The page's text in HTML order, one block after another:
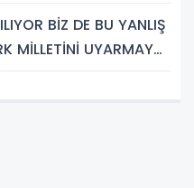
BİZ DE BU YANLIŞ
MİLLETİNİ UYARMAYA